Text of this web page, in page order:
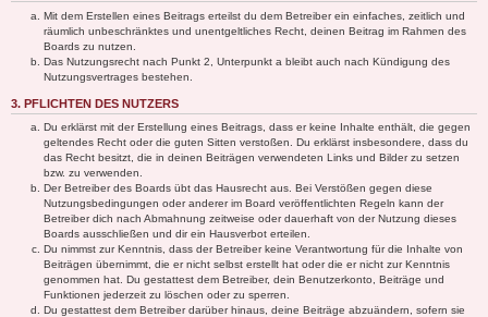
Mit dem Erstellen eines Beitrags erteilst du dem Betreiber ein einfaches, zeitlich und
räumlich unbeschränktes und unentgeltliches Recht, deinen Beitrag im Rahmen des
Boards zu nutzen.
Das Nutzungsrecht nach Punkt 2, Unterpunkt a bleibt auch nach Kündigung des
Nutzungsvertrages bestehen.
3. PFLICHTEN DES NUTZERS
Du erklärst mit der Erstellung eines Beitrags, dass er keine Inhalte enthält, die gegen
geltendes Recht oder die guten Sitten verstoßen. Du erklärst insbesondere, dass du
das Recht besitzt, die in deinen Beiträgen verwendeten Links und Bilder zu setzen
bzw. zu verwenden.
Der Betreiber des Boards übt das Hausrecht aus. Bei Verstößen gegen diese
Nutzungsbedingungen oder anderer im Board veröffentlichten Regeln kann der
Betreiber dich nach Abmahnung zeitweise oder dauerhaft von der Nutzung dieses
Boards ausschließen und dir ein Hausverbot erteilen.
Du nimmst zur Kenntnis, dass der Betreiber keine Verantwortung für die Inhalte von
Beiträgen übernimmt, die er nicht selbst erstellt hat oder die er nicht zur Kenntnis
genommen hat. Du gestattest dem Betreiber, dein Benutzerkonto, Beiträge und
Funktionen jederzeit zu löschen oder zu sperren.
Du gestattest dem Betreiber darüber hinaus, deine Beiträge abzuändern, sofern sie